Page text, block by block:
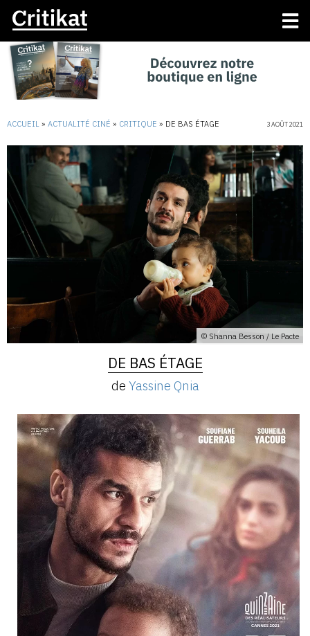
ACCUEIL » ACTUALITÉ CINÉ » CRITIQUE » DE BAS ÉTAGE 3 AOÛT 2021
© Shanna Besson / Le Pacte
DE BAS ÉTAGE
de Yassine Qnia